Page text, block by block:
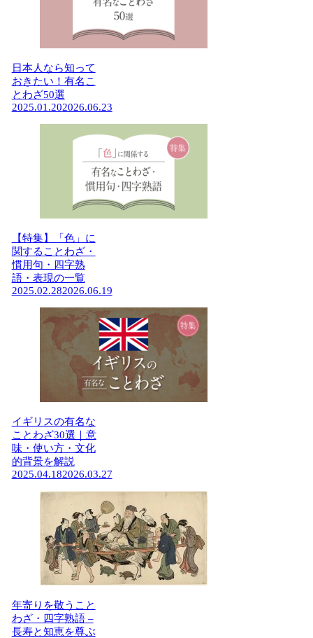
日本人なら知って
おきたい！有名こ
とわざ50選
2025.01.202026.06.23
【特集】「色」に
関することわざ・
慣用句・四字熟
語・表現の一覧
2025.02.282026.06.19
イギリスの有名な
ことわざ30選｜意
味・使い方・文化
的背景を解説
2025.04.182026.03.27
年寄りを敬うこと
わざ・四字熟語 –
長寿と知恵を尊ぶ